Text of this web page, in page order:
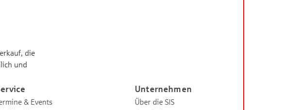
die
und
& Events
Unternehmen
Über die SIS